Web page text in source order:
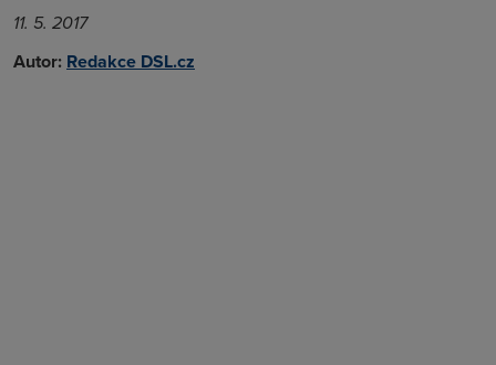
11. 5. 2017
Autor: Redakce DSL.cz